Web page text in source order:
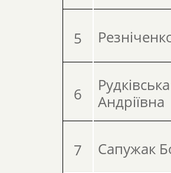
5
6
Андріївна
7 Сапужак